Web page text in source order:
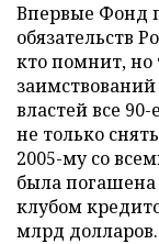
Впервые Фонд
обязательств
кто помнит, но
властей все
не только
2005-му со
была
клубом
млрд долларов.